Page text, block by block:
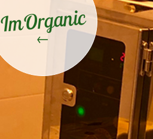
ImOrganic
←